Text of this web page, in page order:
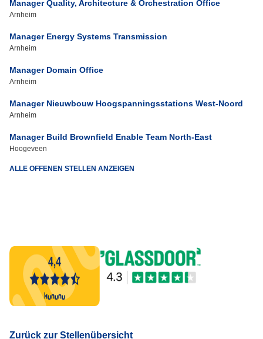
Manager Quality, Architecture & Orchestration Office
Arnheim
Manager Energy Systems Transmission
Arnheim
Manager Domain Office
Arnheim
Manager Nieuwbouw Hoogspanningsstations West-Noord
Arnheim
Manager Build Brownfield Enable Team North-East
Hoogeveen
ALLE OFFENEN STELLEN ANZEIGEN
Zurück zur Stellenübersicht